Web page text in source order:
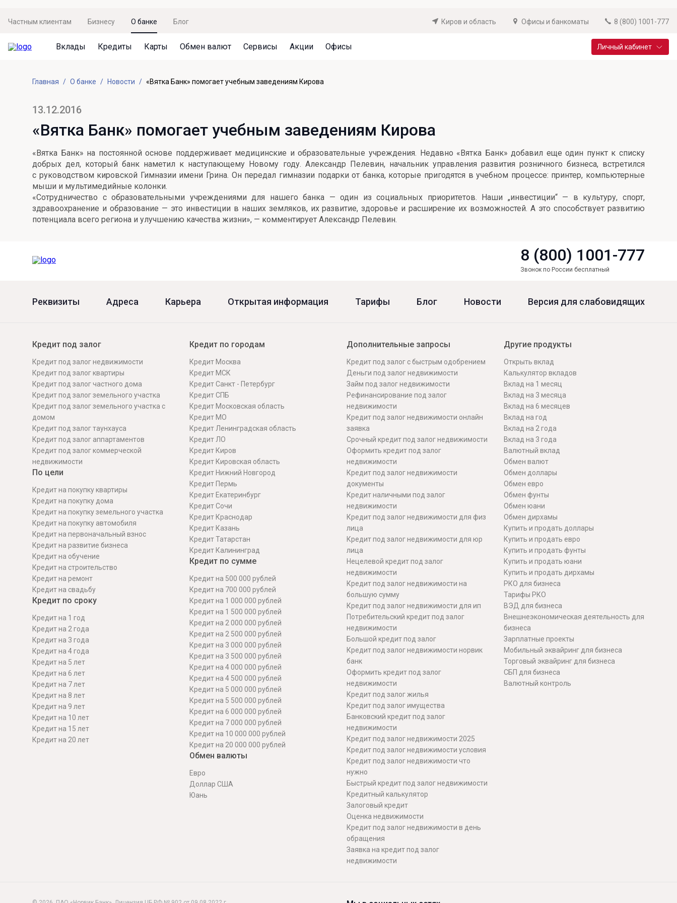
Частным клиентам Бизнесу О банке Блог Киров и область Офисы и банкоматы 8 (800) 1001-777
Вклады
Не упусти момент
Просто вклад
Накопительный
Отличная стратегия+
Фиксируй доход
Новый старт
Валютный плюс
Все вклады
Система страхования вкладов
Архив вкладов
Подробнее
Кредиты
Кредит под залог недвижимости
Рефинансирование
Кредит на автомобиль
Потребительский кредит
Все кредиты
Привилегии для клиентов
Реструктуризация
Оценка недвижимости
Подбор новой недвижимости
Карты
Дебетовая карта с пакетом услуг
Премиальная карта Mir Supreme
Пенсионная карта
Все карты
Документы
Кешбэк
Обмен валют
Курсы валют
Бронирование валюты
Курсы валют ЦБ
Сервисы
Оплата кредита
Оценка недвижимости
Подбор новой недвижимости
СБПей
Mir Pay
Госуслуги
Регистрация в ЕБС
Мобильное приложение
Все сервисы
Акции
Акция «Приведи друга»
Акция «Ставка на бизнес»
Офисы Личный кабинет
Главная О банке Новости «Вятка Банк» помогает учебным заведениям Кирова
13.12.2016
«Вятка Банк» помогает учебным заведениям Кирова
«Вятка Банк» на постоянной основе поддерживает медицинские и образовательные учреждения. Недавно «Вятка Банк» добавил еще один пункт к списку
добрых дел, который банк наметил к наступающему Новому году. Александр Пелевин, начальник управления развития розничного бизнеса, встретился
с руководством кировской Гимназии имени Грина. Он передал гимназии подарки от банка, которые пригодятся в учебном процессе: принтер, компьютерные
мыши и мультимедийные колонки.
«Сотрудничество с образовательными учреждениями для нашего банка — один из социальных приоритетов. Наши „инвестиции“ — в культуру, спорт,
здравоохранение и образование — это инвестиции в наших земляков, их развитие, здоровье и расширение их возможностей. А это способствует развитию
потенциала всего региона и улучшению качества жизни», — комментирует Александр Пелевин.
8 (800) 1001-777
Звонок по России бесплатный
Реквизиты Адреса Карьера Открытая информация Тарифы Блог Новости Версия для слабовидящих
Кредит под залог
Кредит под залог недвижимости
Кредит под залог квартиры
Кредит под залог частного дома
Кредит под залог земельного участка
Кредит под залог земельного участка с
домом
Кредит под залог таунхауса
Кредит под залог аппартаментов
Кредит под залог коммерческой
недвижимости
По цели
Кредит на покупку квартиры
Кредит на покупку дома
Кредит на покупку земельного участка
Кредит на покупку автомобиля
Кредит на первоначальный взнос
Кредит на развитие бизнеса
Кредит на обучение
Кредит на строительcтво
Кредит на ремонт
Кредит на свадьбу
Кредит по сроку
Кредит на 1 год
Кредит на 2 года
Кредит на 3 года
Кредит на 4 года
Кредит на 5 лет
Кредит на 6 лет
Кредит на 7 лет
Кредит на 8 лет
Кредит на 9 лет
Кредит на 10 лет
Кредит на 15 лет
Кредит на 20 лет
Кредит по городам
Кредит Москва
Кредит МСК
Кредит Санкт - Петербург
Кредит СПБ
Кредит Московская область
Кредит МО
Кредит Ленинградская область
Кредит ЛО
Кредит Киров
Кредит Кировская область
Кредит Нижний Новгород
Кредит Пермь
Кредит Екатеринбург
Кредит Сочи
Кредит Краснодар
Кредит Казань
Кредит Татарстан
Кредит Калининград
Кредит по сумме
Кредит на 500 000 рублей
Кредит на 700 000 рублей
Кредит на 1 000 000 рублей
Кредит на 1 500 000 рублей
Кредит на 2 000 000 рублей
Кредит на 2 500 000 рублей
Кредит на 3 000 000 рублей
Кредит на 3 500 000 рублей
Кредит на 4 000 000 рублей
Кредит на 4 500 000 рублей
Кредит на 5 000 000 рублей
Кредит на 5 500 000 рублей
Кредит на 6 000 000 рублей
Кредит на 7 000 000 рублей
Кредит на 10 000 000 рублей
Кредит на 20 000 000 рублей
Обмен валюты
Евро
Доллар США
Юань
Дополнительные запросы
Кредит под залог с быстрым одобрением
Деньги под залог недвижимости
Займ под залог недвижимости
Рефинансирование под залог
недвижимости
Кредит под залог недвижимости онлайн
заявка
Срочный кредит под залог недвижимости
Оформить кредит под залог
недвижимости
Кредит под залог недвижимости
документы
Кредит наличными под залог
недвижимости
Кредит под залог недвижимости для физ
лица
Кредит под залог недвижимости для юр
лица
Нецелевой кредит под залог
недвижимости
Кредит под залог недвижимости на
большую сумму
Кредит под залог недвижимости для ип
Потребительский кредит под залог
недвижимости
Большой кредит под залог
Кредит под залог недвижимости норвик
банк
Оформить кредит под залог
недвижимости
Кредит под залог жилья
Кредит под залог имущества
Банковский кредит под залог
недвижимости
Кредит под залог недвижимости 2025
Кредит под залог недвижимости условия
Кредит под залог недвижимости что
нужно
Быстрый кредит под залог недвижимости
Кредитный калькулятор
Залоговый кредит
Оценка недвижимости
Кредит под залог недвижимости в день
обращения
Заявка на кредит под залог
недвижимости
Другие продукты
Открыть вклад
Калькулятор вкладов
Вклад на 1 месяц
Вклад на 3 месяца
Вклад на 6 месяцев
Вклад на год
Вклад на 2 года
Вклад на 3 года
Валютный вклад
Обмен валют
Обмен доллары
Обмен евро
Обмен фунты
Обмен юани
Обмен дирхамы
Купить и продать доллары
Купить и продать евро
Купить и продать фунты
Купить и продать юани
Купить и продать дирхамы
РКО для бизнеса
Тарифы РКО
ВЭД для бизнеса
Внешнеэкономическая деятельность для
бизнеса
Зарплатные проекты
Мобильный эквайринг для бизнеса
Торговый эквайринг для бизнеса
СБП для бизнеса
Валютный контроль